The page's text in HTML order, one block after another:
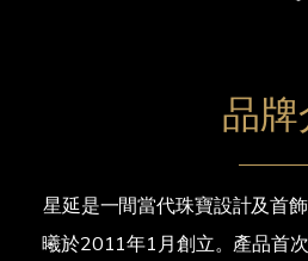
品
星延是一間當代珠寶設計及首
曦於2011年1月創立。產品首